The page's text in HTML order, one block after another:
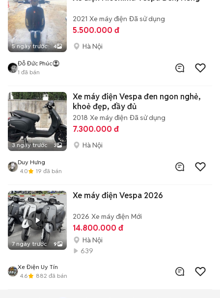
5 ngày trước 4
2021 Xe máy điện Đã sử dụng
5.500.000 đ
Hà Nội
Đỗ Đức Phúc
1 đã bán
3 ngày trước 3
Xe máy điện Vespa đen ngon nghẻ,
khoẻ đẹp, đầy đủ
2018 Xe máy điện Đã sử dụng
7.300.000 đ
Hà Nội
Duy Hưng
4.0
19 đã bán
7 ngày trước 9
Xe máy điện Vespa 2026
2026 Xe máy điện Mới
14.800.000 đ
Hà Nội
639
Xe Điện Uy Tín
4.6
882 đã bán